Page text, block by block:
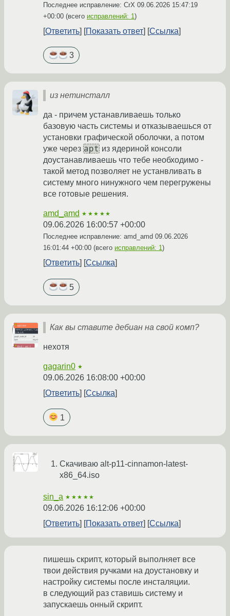
Последнее исправление: CrX 09.06.2026 15:47:19
+00:00 (всего исправлений: 1)
Ответить Показать ответ Ссылка
3
из нетинсталл
да - причем устанавливаешь только
базовую часть системы и отказываешься от
установки графической оболочки, а потом
уже через apt из ядериной консоли
доустанавливаешь что тебе необходимо -
такой метод позволяет не устанвливать в
систему много нинужного чем перегружены
все готовые решения.
amd_amd ★★★★★
09.06.2026 16:00:57 +00:00
Последнее исправление: amd_amd 09.06.2026
16:01:44 +00:00 (всего исправлений: 1)
Ответить Ссылка
5
Как вы ставите дебиан на свой комп?
нехотя
gagarin0 ★
09.06.2026 16:08:00 +00:00
Ответить
Ссылка
1
Скачиваю alt-p11-cinnamon-latest-
x86_64.iso
sin_a ★★★★★
09.06.2026 16:12:06 +00:00
Ответить
Показать ответ Ссылка
пишешь скрипт, который выполняет все
твои действия ручками на доустановку и
настройку системы после инсталяции.
в следующий раз ставишь систему и
запускаешь онный скрипт.